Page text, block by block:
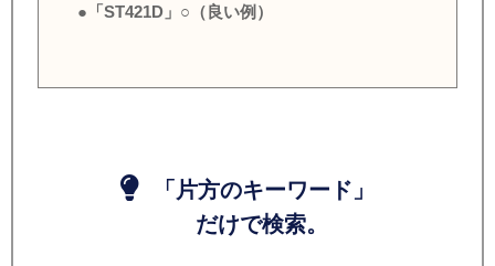
●「ST421D」○（良い例）
「片方のキーワード」
だけで検索。